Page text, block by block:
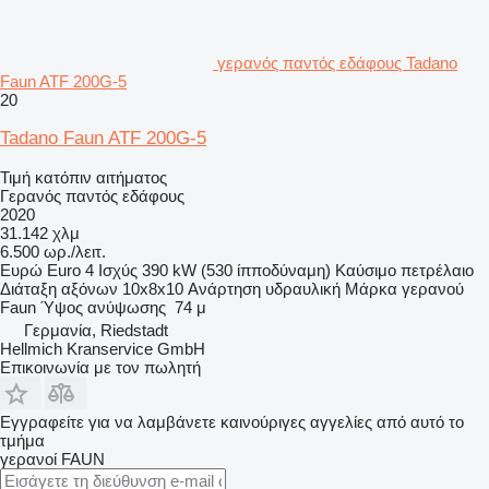
γερανός παντός εδάφους Tadano
Faun ATF 200G-5
20
Tadano Faun ATF 200G-5
Τιμή κατόπιν αιτήματος
Γερανός παντός εδάφους
2020
31.142 χλμ
6.500 ωρ./λειτ.
Ευρώ Euro 4 Ισχύς 390 kW (530 ίπποδύναμη) Καύσιμο πετρέλαιο
Διάταξη αξόνων 10x8x10 Ανάρτηση υδραυλική Μάρκα γερανού
Faun Ύψος ανύψωσης 74 μ
Γερμανία, Riedstadt
Hellmich Kranservice GmbH
Επικοινωνία με τον πωλητή
Εγγραφείτε για να λαμβάνετε καινούριγες αγγελίες από αυτό το
τμήμα
γερανοί FAUN